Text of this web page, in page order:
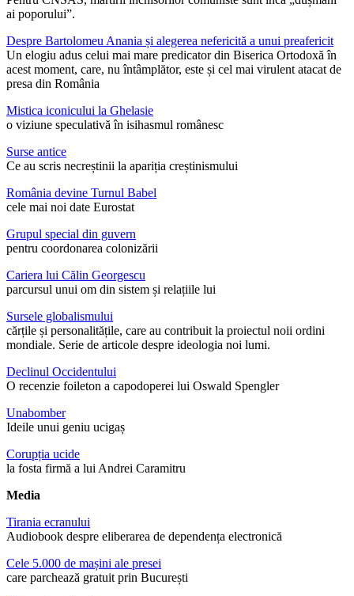
ai poporului”.
Despre Bartolomeu Anania și alegerea nefericită a unui preafericit
Un elogiu adus celui mai mare predicator din Biserica Ortodoxă în
acest moment, care, nu întâmplător, este și cel mai virulent atacat de
presa din România
Mistica iconicului la Ghelasie
o viziune speculativă în isihasmul românesc
Surse antice
Ce au scris necreștinii la apariția creștinismului
România devine Turnul Babel
cele mai noi date Eurostat
Grupul special din guvern
pentru coordonarea colonizării
Cariera lui Călin Georgescu
parcursul unui om din sistem și relațiile lui
Sursele globalismului
cărțile și personalitățile, care au contribuit la proiectul noii ordini
mondiale. Serie de articole despre ideologia noi lumi.
Declinul Occidentului
O recenzie foileton a capodoperei lui Oswald Spengler
Unabomber
Ideile unui geniu ucigaș
Corupția ucide
la fosta firmă a lui Andrei Caramitru
Media
Tirania ecranului
Audiobook despre eliberarea de dependența electronică
Cele 5.000 de mașini ale presei
care parchează gratuit prin București